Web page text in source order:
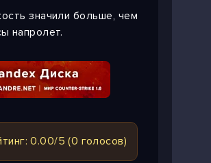
значили больше, чем
напролет.
0.00/5 (0 голосов)